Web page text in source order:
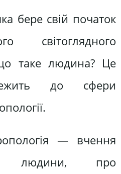
бере свій початок
світоглядного
таке людина? Це
до сфери
— вчення
людини, про